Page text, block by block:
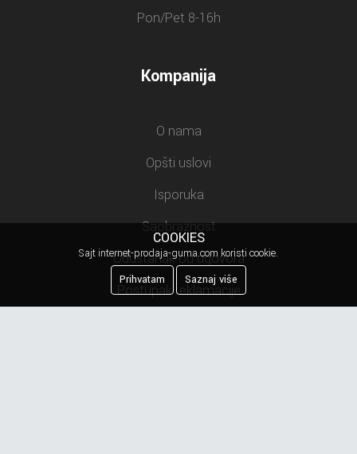
Pon/Pet 8-16h
Kompanija
O nama
Opšti uslovi
Isporuka
Saobraznost
Odustanak od ugovora
Postupak reklamacije
COOKIES
Sajt internet-prodaja-guma.com koristi cookie.
Prihvatam
Saznaj više